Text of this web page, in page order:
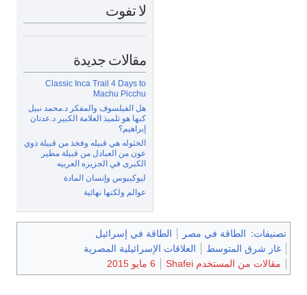
لا تفوت
مقالات جديدة
Classic Inca Trail 4 Days to
Machu Picchu
هل الفيلسوف والمفكر د.محمد نبيل
كبها هو تلميذ العلامة الكبير د.عدنان
إبراهيم؟
الخثوله هي قبيله وفخذ من قبيلة ذوي
عون من العبادل من قبيلة مطير
الكبرى في الجزيره العربيه
ليوكيبوس وإنسان المادة
عوالم ولكنها نهائية
تصنيفات: الطاقة في مصر
الطاقة في إسرائيل
غاز شرق المتوسط
العلاقات الإسرائيلية المصرية
مقالات من المستخدم Shafei
6 مايو 2015